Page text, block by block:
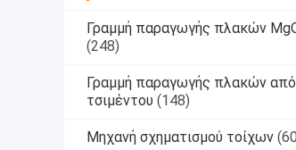
Γραμμή παραγωγής πλακών
(248)
Γραμμή παραγωγής πλακών από
τσιμέντου (148)
Μηχανή σχηματισμού τοίχων